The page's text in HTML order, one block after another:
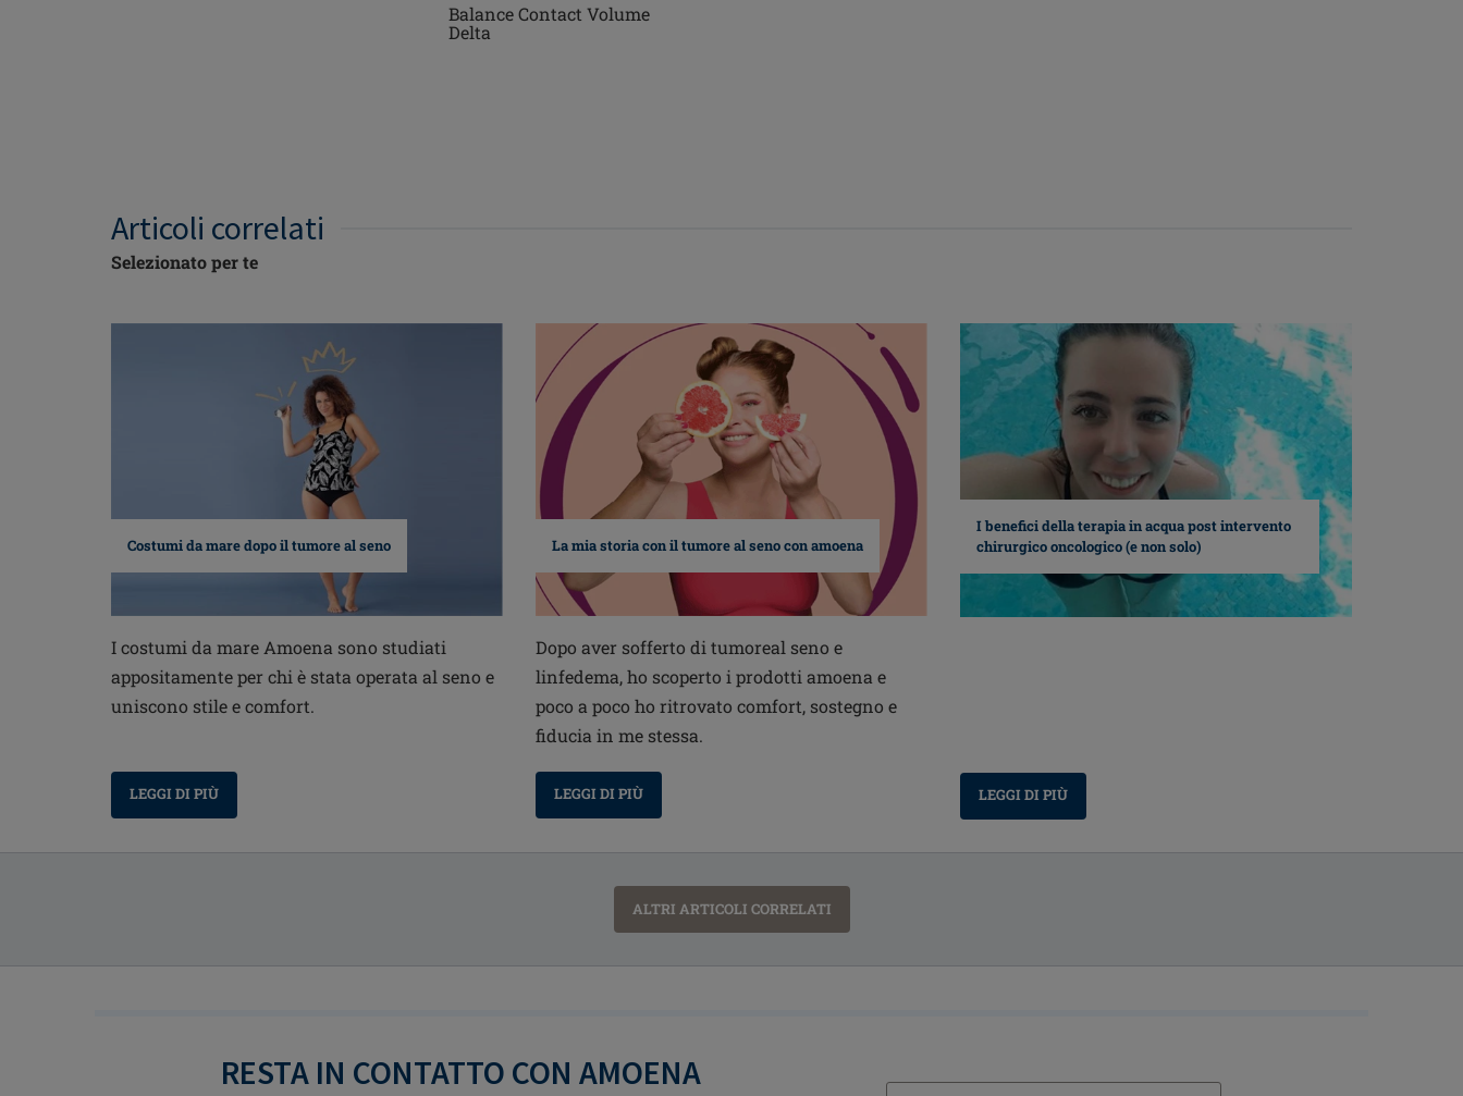
Balance Contact Volume
Delta
Articoli correlati
Selezionato per te
Costumi da mare dopo il tumore al seno
I costumi da mare Amoena sono studiati
appositamente per chi è stata operata al seno e
uniscono stile e comfort.
LEGGI DI PIÙ
La mia storia con il tumore al seno con amoena
Dopo aver sofferto di tumoreal seno e
linfedema, ho scoperto i prodotti amoena e
poco a poco ho ritrovato comfort, sostegno e
fiducia in me stessa.
LEGGI DI PIÙ
I benefici della terapia in acqua post intervento
chirurgico oncologico (e non solo)
LEGGI DI PIÙ
ALTRI ARTICOLI CORRELATI
RESTA IN CONTATTO CON AMOENA